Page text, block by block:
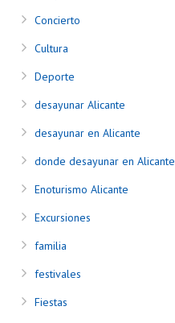
Concierto
Cultura
Deporte
desayunar Alicante
desayunar en Alicante
donde desayunar en Alicante
Enoturismo Alicante
Excursiones
familia
festivales
Fiestas